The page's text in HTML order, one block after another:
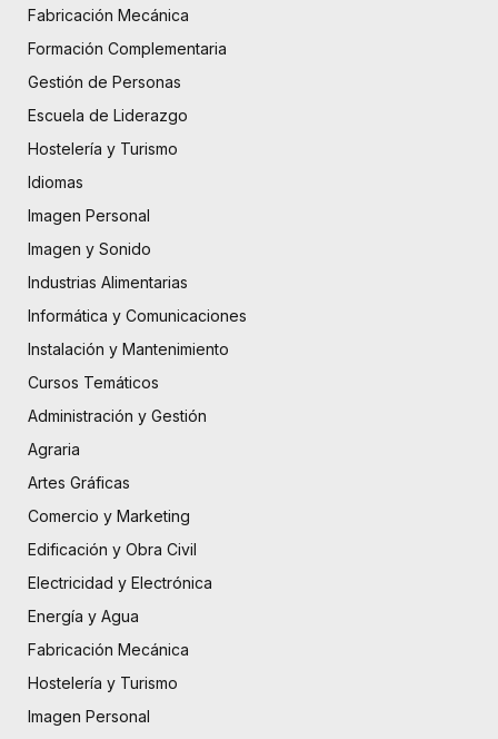
Fabricación Mecánica
Formación Complementaria
Gestión de Personas
Escuela de Liderazgo
Hostelería y Turismo
Idiomas
Imagen Personal
Imagen y Sonido
Industrias Alimentarias
Informática y Comunicaciones
Instalación y Mantenimiento
Cursos Temáticos
Administración y Gestión
Agraria
Artes Gráficas
Comercio y Marketing
Edificación y Obra Civil
Electricidad y Electrónica
Energía y Agua
Fabricación Mecánica
Hostelería y Turismo
Imagen Personal